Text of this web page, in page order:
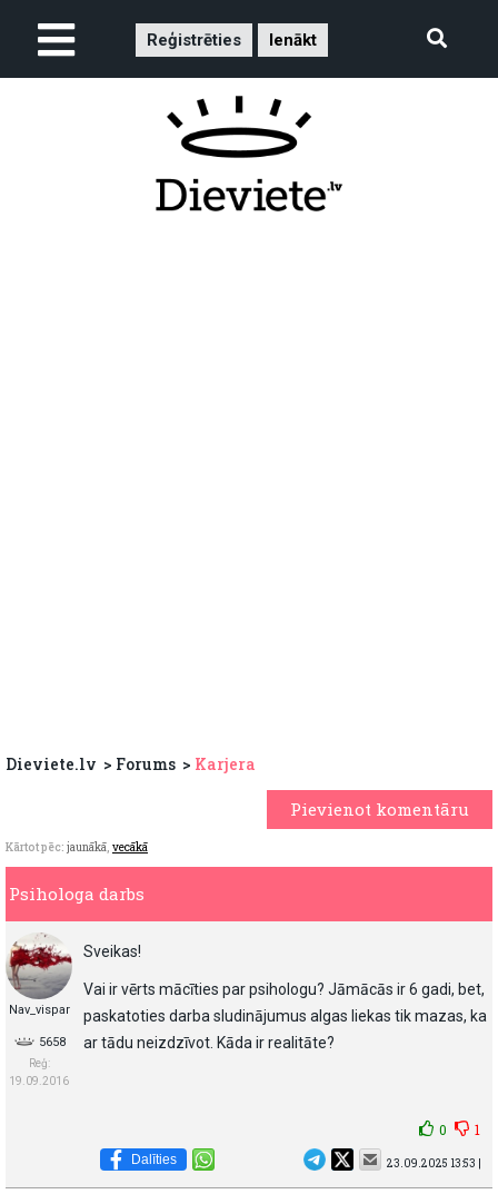
Reģistrēties Ienākt
Dieviete.lv Forums Karjera
Pievienot komentāru
Kārtot pēc: jaunākā, vecākā
Psihologa darbs
Nav_vispar
5658
Reģ:
19.09.2016
Sveikas!
Vai ir vērts mācīties par psihologu? Jāmācās ir 6 gadi, bet,
paskatoties darba sludinājumus algas liekas tik mazas, ka
ar tādu neizdzīvot. Kāda ir realitāte?
0 1
Dalīties 23.09.2025 13:53 |